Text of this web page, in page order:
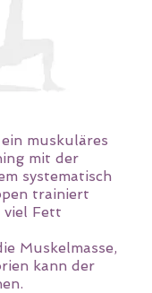
muskuläres
mit der
systematisch
trainiert
viel Fett
Muskelmasse,
kann der